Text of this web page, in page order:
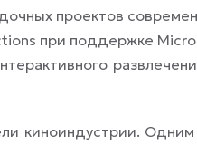
проектов
при поддержке
киноиндустрии.